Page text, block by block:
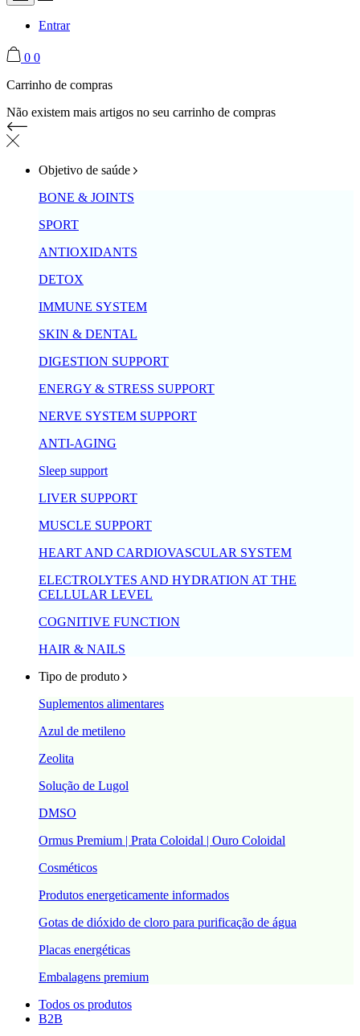
Entrar
0 0
Carrinho de compras
Não existem mais artigos no seu carrinho de compras
Objetivo de saúde
BONE & JOINTS
SPORT
ANTIOXIDANTS
DETOX
IMMUNE SYSTEM
SKIN & DENTAL
DIGESTION SUPPORT
ENERGY & STRESS SUPPORT
NERVE SYSTEM SUPPORT
ANTI-AGING
Sleep support
LIVER SUPPORT
MUSCLE SUPPORT
HEART AND CARDIOVASCULAR SYSTEM
ELECTROLYTES AND HYDRATION AT THE
CELLULAR LEVEL
COGNITIVE FUNCTION
HAIR & NAILS
Tipo de produto
Suplementos alimentares
Azul de metileno
Zeolita
Solução de Lugol
DMSO
Ormus Premium | Prata Coloidal | Ouro Coloidal
Cosméticos
Produtos energeticamente informados
Gotas de dióxido de cloro para purificação de água
Placas energéticas
Embalagens premium
Todos os produtos
B2B